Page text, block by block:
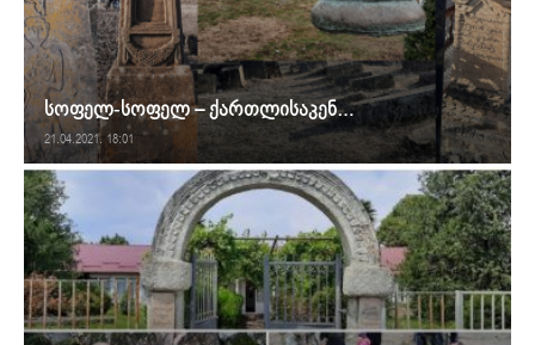
სოფელ-სოფელ – ქართლისაკენ…
21.04.2021. 18:01